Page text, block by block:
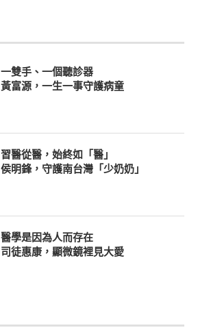
一雙手、一個聽診器
黃富源，一生一事守護病童
習醫從醫，始終如「醫」
侯明鋒，守護南台灣「少奶奶」
醫學是因為人而存在
司徒惠康，顯微鏡裡見大愛